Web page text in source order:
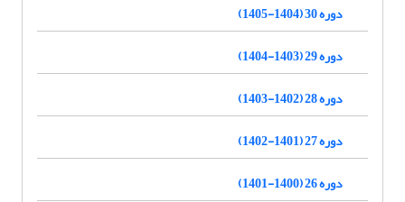
دوره 30 (1404-1405)
دوره 29 (1403-1404)
دوره 28 (1402-1403)
دوره 27 (1401-1402)
دوره 26 (1400-1401)